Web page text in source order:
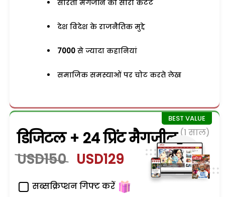
सरिता मैगजीन का सारा कंटेंट
देश विदेश के राजनैतिक मुद्दे
7000 से ज्यादा कहानियां
समाजिक समस्याओं पर चोट करते लेख
डिजिटल + 24 प्रिंट मैगजीन (1 साल)
USD150 USD129
सब्सक्रिप्शन गिफ्ट करें